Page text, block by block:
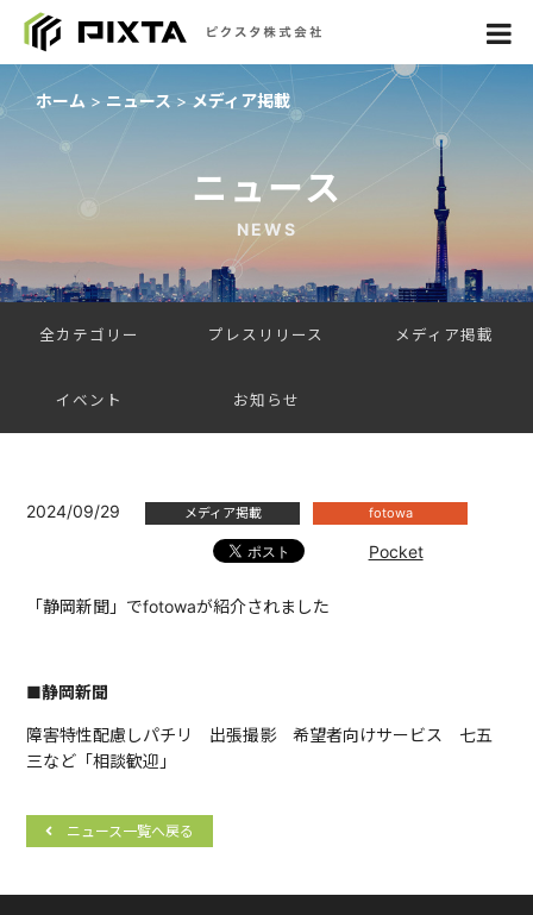
ホーム ニュース メディア掲載
ニュース
NEWS
全カテゴリー プレスリリース メディア掲載
イベント お知らせ
2024/09/29 メディア掲載 fotowa
Pocket
「静岡新聞」でfotowaが紹介されました
■静岡新聞
障害特性配慮しパチリ 出張撮影 希望者向けサービス 七五
三など「相談歓迎」
ニュース一覧へ戻る